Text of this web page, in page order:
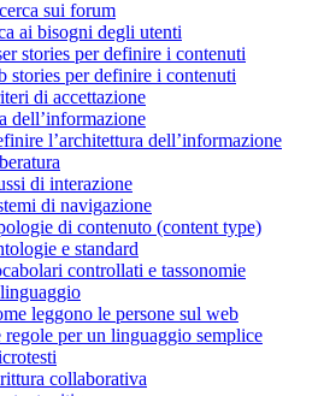
sui forum
ai bisogni degli utenti
stories per definire i contenuti
stories per definire i contenuti
di accettazione
dell’informazione
l’architettura dell’informazione
di interazione
di navigazione
di contenuto (content type)
e standard
controllati e tassonomie
leggono le persone sul web
per un linguaggio semplice
collaborativa